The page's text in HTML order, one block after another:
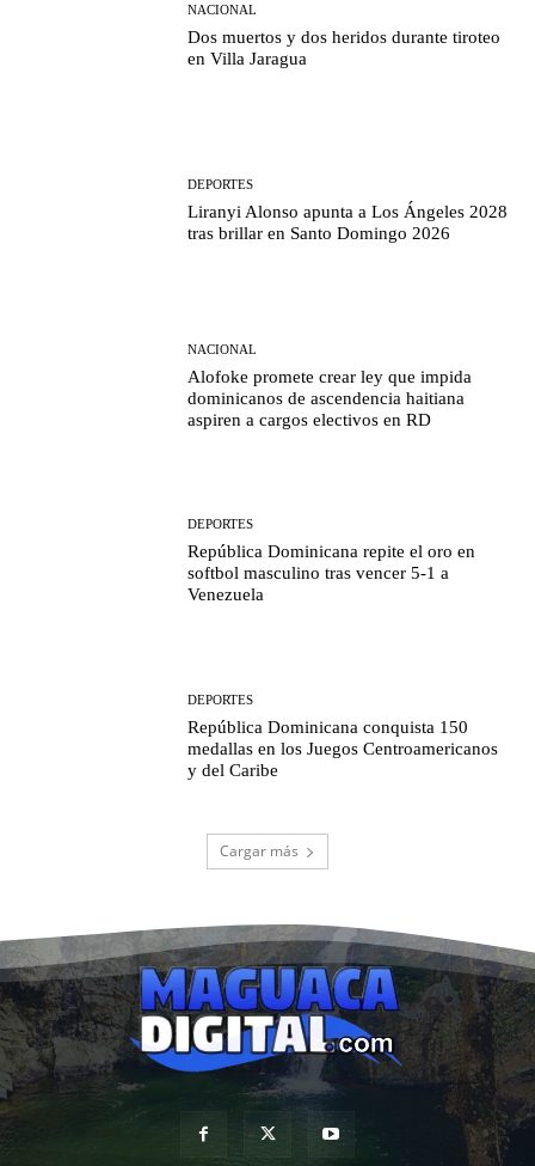
NACIONAL
Dos muertos y dos heridos durante tiroteo
en Villa Jaragua
DEPORTES
Liranyi Alonso apunta a Los Ángeles 2028
tras brillar en Santo Domingo 2026
NACIONAL
Alofoke promete crear ley que impida
dominicanos de ascendencia haitiana
aspiren a cargos electivos en RD
DEPORTES
República Dominicana repite el oro en
softbol masculino tras vencer 5-1 a
Venezuela
DEPORTES
República Dominicana conquista 150
medallas en los Juegos Centroamericanos
y del Caribe
Cargar más